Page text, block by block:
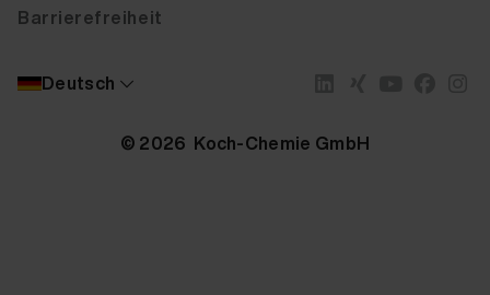
Deutsch
© 2026 Koch-Chemie GmbH
Barrierefreiheit